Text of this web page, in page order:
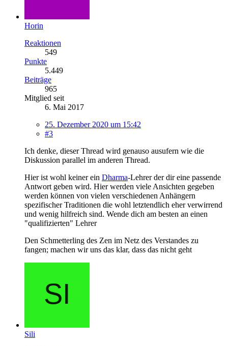
Horin
Reaktionen
549
Punkte
5.449
Beiträge
965
Mitglied seit
6. Mai 2017
25. Dezember 2020 um 15:42
#3
Ich denke, dieser Thread wird genauso ausufern wie die
Diskussion parallel im anderen Thread.
Hier ist wohl keiner ein Dharma-Lehrer der dir eine passende
Antwort geben wird. Hier werden viele Ansichten gegeben
werden können von vielen verschiedenen Anhängern
spezifischer Traditionen die wohl letztendlich eher verwirrend
und wenig hilfreich sind. Wende dich am besten an einen
"qualifizierten" Lehrer
Den Schmetterling des Zen im Netz des Verstandes zu
fangen; machen wir uns das klar, dass das nicht geht
Sili